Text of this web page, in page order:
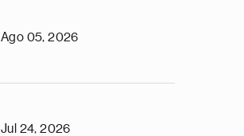
Ago 05, 2026
Jul 24, 2026